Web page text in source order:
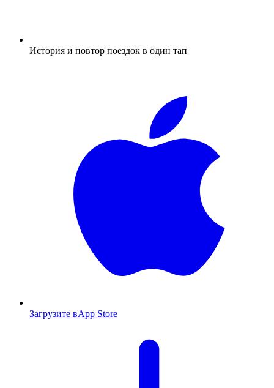
История и повтор поездок в один тап
Загрузите вApp Store